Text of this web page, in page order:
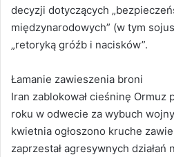
decyzji dotyczących
międzynarodowych” (w tym
„retoryką gróźb i nacisków”.
Łamanie zawieszenia broni
Iran zablokował cieśninę
roku w odwecie za wybuch
kwietnia ogłoszono kruche
zaprzestał agresywnych działań